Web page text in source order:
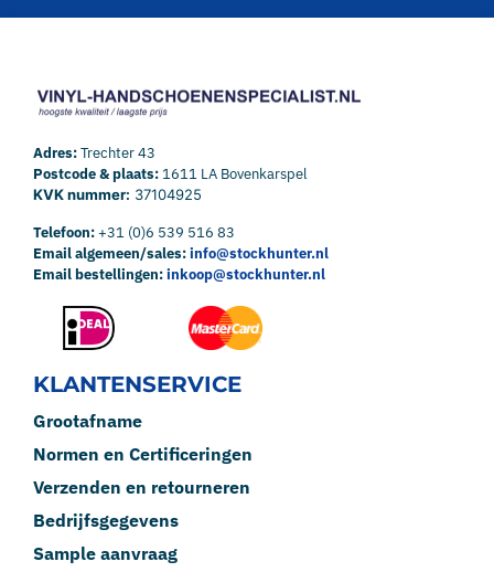
Adres:Trechter 43
Postcode & plaats: 1611 LA Bovenkarspel
KVK nummer: 37104925
Telefoon:+31 (0)6 539 516 83
Email algemeen/sales:info@stockhunter.nl
Email bestellingen:inkoop@stockhunter.nl
KLANTENSERVICE
Grootafname
Normen en Certificeringen
Verzenden en retourneren
Bedrijfsgegevens
Sample aanvraag